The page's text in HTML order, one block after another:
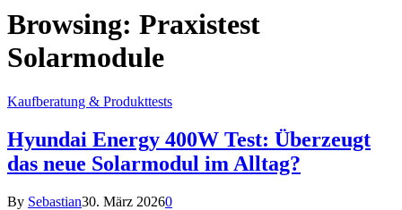
Browsing: Praxistest
Solarmodule
Kaufberatung & Produkttests
Hyundai Energy 400W Test: Überzeugt
das neue Solarmodul im Alltag?
By Sebastian30. März 20260